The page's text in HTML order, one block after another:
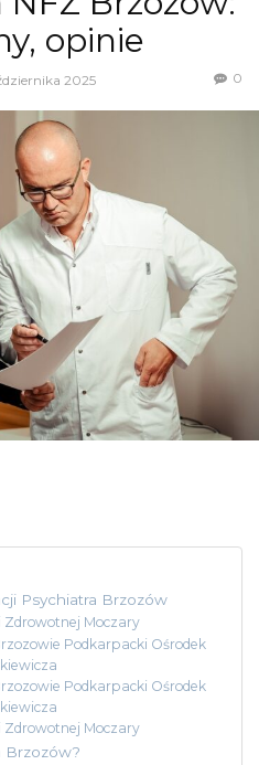
opinie
2025 0
Psychiatra Brzozów
Zdrowotnej Moczary
Podkarpacki Ośrodek
Podkarpacki Ośrodek
Zdrowotnej Moczary
Brzozów?